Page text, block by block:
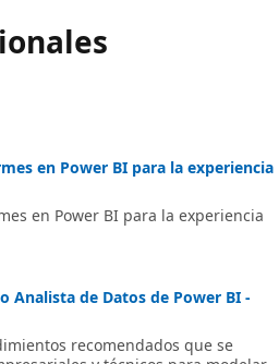
en Power BI para la experiencia
en Power BI para la experiencia
Analista de Datos de Power BI -
recomendados que se